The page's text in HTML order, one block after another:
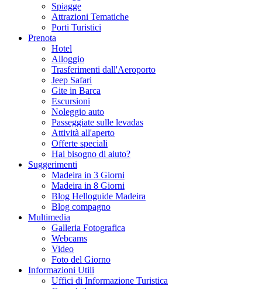
Spiagge
Attrazioni Tematiche
Porti Turistici
Prenota
Hotel
Alloggio
Trasferimenti dall'Aeroporto
Jeep Safari
Gite in Barca
Escursioni
Noleggio auto
Passeggiate sulle levadas
Attività all'aperto
Offerte speciali
Hai bisogno di aiuto?
Suggerimenti
Madeira in 3 Giorni
Madeira in 8 Giorni
Blog Helloguide Madeira
Blog compagno
Multimedia
Galleria Fotografica
Webcams
Video
Foto del Giorno
Informazioni Utili
Uffici di Informazione Turistica